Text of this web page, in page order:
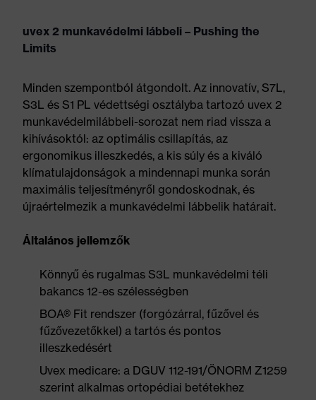
uvex 2 munkavédelmi lábbeli – Pushing the
Limits
Minden szempontból átgondolt. Az innovatív, S7L,
S3L és S1 PL védettségi osztályba tartozó uvex 2
munkavédelmilábbeli-sorozat nem riad vissza a
kihívásoktól: az optimális csillapítás, az
ergonomikus illeszkedés, a kis súly és a kiváló
klímatulajdonságok a mindennapi munka során
maximális teljesítményről gondoskodnak, és
újraértelmezik a munkavédelmi lábbelik határait.
Általános jellemzők
Könnyű és rugalmas S3L munkavédelmi téli
bakancs 12-es szélességben
BOA® Fit rendszer (forgózárral, fűzővel és
fűzővezetőkkel) a tartós és pontos
illeszkedésért
Uvex medicare: a DGUV 112-191/ÖNORM Z1259
szerint alkalmas ortopédiai betétekhez